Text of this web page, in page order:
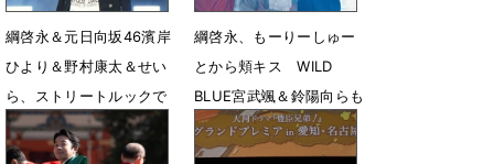
綱啓永＆元日向坂46濱岸
ひより＆野村康太＆せい
ら、ストリートルックで
華やかランウェイ
4月20日 07時32分
綱啓永、もーりーしゅー
とから頬キス WILD
BLUE宮武颯＆鈴陽向らも
登場
3月15日 16時26分